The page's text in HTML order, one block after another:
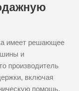
имеет решающее
и
производитель
включая
помощь.